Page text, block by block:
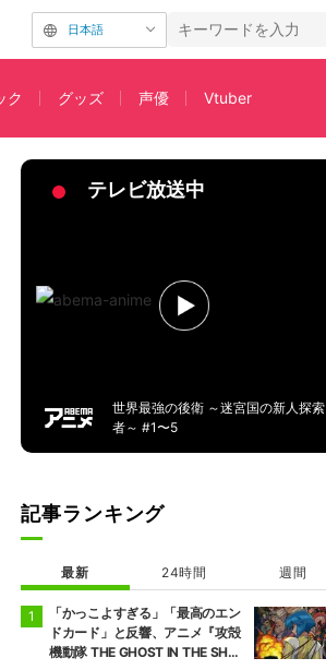
日本語
ク グッズ 声優 Vtuber
テレビ放送中
世界最強の後衛 ～迷宮国の新人探索
者～ #1〜5
記事ランキング
最新 24時間 週間
「かっこよすぎる」「最高のエン
ドカード」と反響、アニメ『攻殻
機動隊 THE GHOST IN THE SHEL